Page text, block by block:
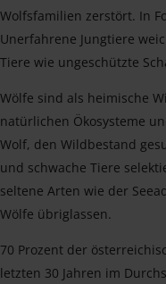
Wolfsfamilien zerstört. In
Unerfahrene Jungtiere
Tiere wie ungeschützte
Wölfe sind als heimische
natürlichen Ökosysteme
Wolf, den Wildbestand
und schwache Tiere
seltene Arten wie der
Wölfe übriglassen.
70 Prozent der
letzten 30 Jahren im